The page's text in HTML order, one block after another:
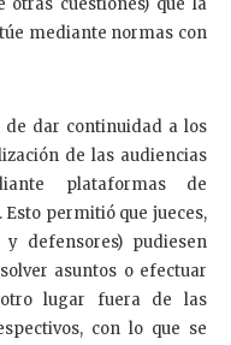
otras cuestiones) que la
mediante normas con
dar continuidad a los
de las audiencias
plataformas de
Esto permitió que jueces,
defensores) pudiesen
asuntos o efectuar
lugar fuera de las
con lo que se